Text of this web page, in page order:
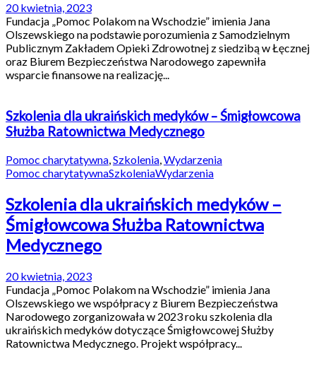
20 kwietnia, 2023
Fundacja „Pomoc Polakom na Wschodzie” imienia Jana
Olszewskiego na podstawie porozumienia z Samodzielnym
Publicznym Zakładem Opieki Zdrowotnej z siedzibą w Łęcznej
oraz Biurem Bezpieczeństwa Narodowego zapewniła
wsparcie finansowe na realizację...
Szkolenia dla ukraińskich medyków – Śmigłowcowa
Służba Ratownictwa Medycznego
Pomoc charytatywna Szkolenia Wydarzenia
Pomoc charytatywnaSzkoleniaWydarzenia
Szkolenia dla ukraińskich medyków –
Śmigłowcowa Służba Ratownictwa
Medycznego
20 kwietnia, 2023
Fundacja „Pomoc Polakom na Wschodzie” imienia Jana
Olszewskiego we współpracy z Biurem Bezpieczeństwa
Narodowego zorganizowała w 2023 roku szkolenia dla
ukraińskich medyków dotyczące Śmigłowcowej Służby
Ratownictwa Medycznego. Projekt współpracy...